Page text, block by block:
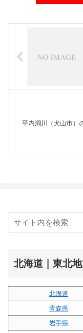
平内洞川（犬山市）
北海道｜東北
北海道
青森県
岩手県